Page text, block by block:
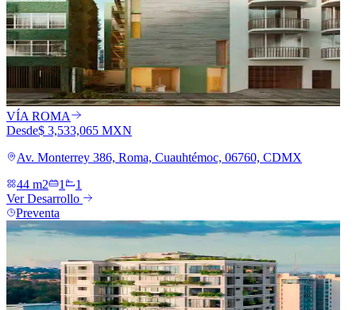
VÍA ROMA
Desde$ 3,533,065 MXN
Av. Monterrey 386, Roma, Cuauhtémoc, 06760, CDMX
44 m2
1
1
Ver Desarrollo
Preventa